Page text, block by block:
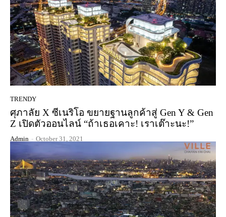
TRENDY
ศุภาลัย X ซีเนริโอ ขยายฐานลูกค้าสู่ Gen Y & Gen
Z เปิดตัวออนไลน์ “ถ้าเธอเคาะ! เราเต๊าะนะ!”
Admin - October 31, 2021